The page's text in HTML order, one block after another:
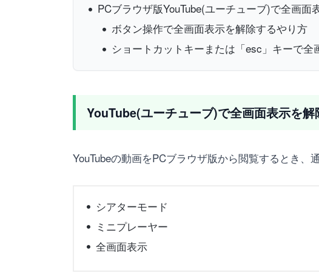
PCブラウザ版YouTube(ユーチューブ)で全画面
ボタン操作で全画面表示を解除するやり方
ショートカットキーまたは「esc」キーで
YouTube(ユーチューブ)で全画面表示を解
YouTubeの動画をPCブラウザ版から閲覧するとき
シアターモード
ミニプレーヤー
全画面表示